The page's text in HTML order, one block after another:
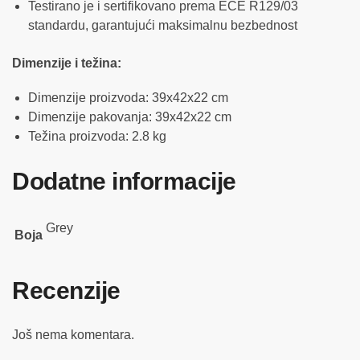
Testirano je i sertifikovano prema ECE R129/03
standardu, garantujući maksimalnu bezbednost
Dimenzije i težina:
Dimenzije proizvoda: 39x42x22 cm
Dimenzije pakovanja: 39x42x22 cm
Težina proizvoda: 2.8 kg
Dodatne informacije
Boja
Grey
Recenzije
Još nema komentara.